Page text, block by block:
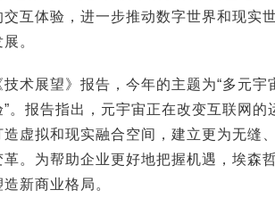
互体验，进一步推动数字世界和现实
。
术展望》报告，今年的主题为“多元宇
。报告指出，元宇宙正在改变互联网的
虚拟和现实融合空间，建立更为无缝
。为帮助企业更好地把握机遇，埃森
新商业格局。